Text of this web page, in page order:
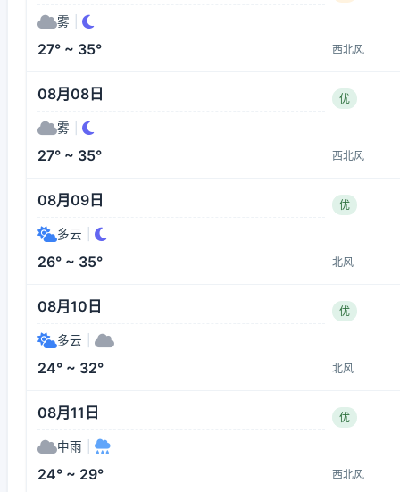
雾
27° ~ 35° 西北风
08月08日 优
雾
27° ~ 35° 西北风
08月09日 优
多云
26° ~ 35° 北风
08月10日 优
多云
24° ~ 32° 北风
08月11日 优
中雨
24° ~ 29° 西北风